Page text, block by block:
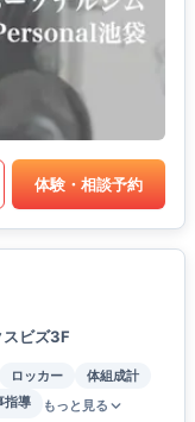
体験・相談予約
ビズ3F
ロッカー
体組成計
指導 もっと見る